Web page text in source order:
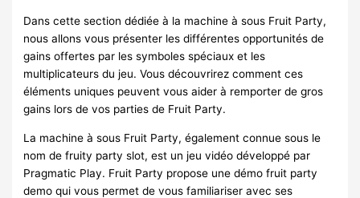
Dans cette section dédiée à la machine à sous Fruit Party,
nous allons vous présenter les différentes opportunités de
gains offertes par les symboles spéciaux et les
multiplicateurs du jeu. Vous découvrirez comment ces
éléments uniques peuvent vous aider à remporter de gros
gains lors de vos parties de Fruit Party.
La machine à sous Fruit Party, également connue sous le
nom de fruity party slot, est un jeu vidéo développé par
Pragmatic Play. Fruit Party propose une démo fruit party
demo qui vous permet de vous familiariser avec ses